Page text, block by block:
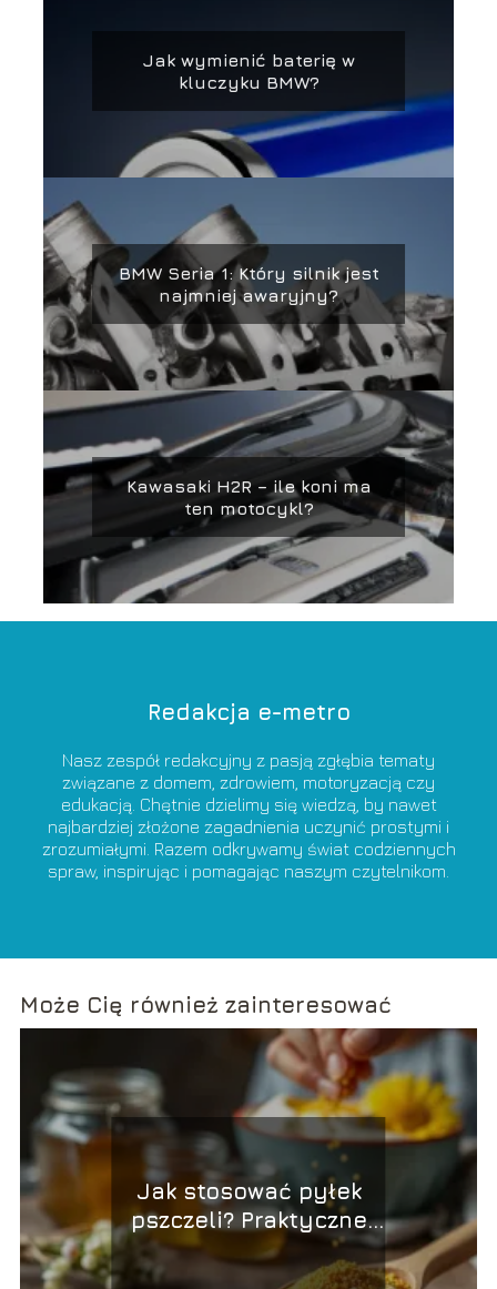
Jak wymienić baterię w
kluczyku BMW?
BMW Seria 1: Który silnik jest
najmniej awaryjny?
Kawasaki H2R – ile koni ma
ten motocykl?
Redakcja e-metro
Nasz zespół redakcyjny z pasją zgłębia tematy
związane z domem, zdrowiem, motoryzacją czy
edukacją. Chętnie dzielimy się wiedzą, by nawet
najbardziej złożone zagadnienia uczynić prostymi i
zrozumiałymi. Razem odkrywamy świat codziennych
spraw, inspirując i pomagając naszym czytelnikom.
Może Cię również zainteresować
Jak stosować pyłek
pszczeli? Praktyczne
porady i wskazówki